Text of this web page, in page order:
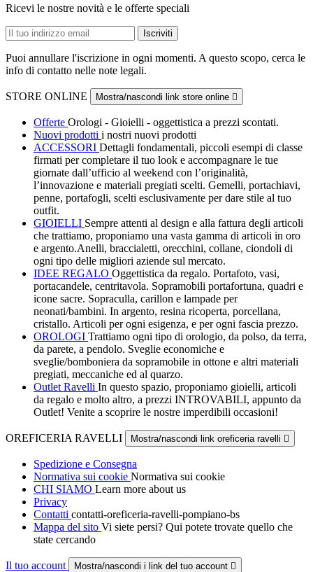
Ricevi le nostre novità e le offerte speciali
Puoi annullare l'iscrizione in ogni momenti. A questo scopo, cerca le
info di contatto nelle note legali.
STORE ONLINE Mostra/nascondi link store online 
Offerte Orologi - Gioielli - oggettistica a prezzi scontati.
Nuovi prodotti i nostri nuovi prodotti
ACCESSORI Dettagli fondamentali, piccoli esempi di classe
firmati per completare il tuo look e accompagnare le tue
giornate dall’ufficio al weekend con l’originalità,
l’innovazione e materiali pregiati scelti. Gemelli, portachiavi,
penne, portafogli, scelti esclusivamente per dare stile al tuo
outfit.
GIOIELLI Sempre attenti al design e alla fattura degli articoli
che trattiamo, proponiamo una vasta gamma di articoli in oro
e argento.Anelli, braccialetti, orecchini, collane, ciondoli di
ogni tipo delle migliori aziende sul mercato.
IDEE REGALO Oggettistica da regalo. Portafoto, vasi,
portacandele, centritavola. Sopramobili portafortuna, quadri e
icone sacre. Sopraculla, carillon e lampade per
neonati/bambini. In argento, resina ricoperta, porcellana,
cristallo. Articoli per ogni esigenza, e per ogni fascia prezzo.
OROLOGI Trattiamo ogni tipo di orologio, da polso, da terra,
da parete, a pendolo. Sveglie economiche e
sveglie/bomboniera da sopramobile in ottone e altri materiali
pregiati, meccaniche ed al quarzo.
Outlet Ravelli In questo spazio, proponiamo gioielli, articoli
da regalo e molto altro, a prezzi INTROVABILI, appunto da
Outlet! Venite a scoprire le nostre imperdibili occasioni!
OREFICERIA RAVELLI Mostra/nascondi link oreficeria ravelli 
Spedizione e Consegna
Normativa sui cookie Normativa sui cookie
CHI SIAMO Learn more about us
Privacy
Contatti contatti-oreficeria-ravelli-pompiano-bs
Mappa del sito Vi siete persi? Qui potete trovate quello che
state cercando
Il tuo account Mostra/nascondi i link del tuo account 